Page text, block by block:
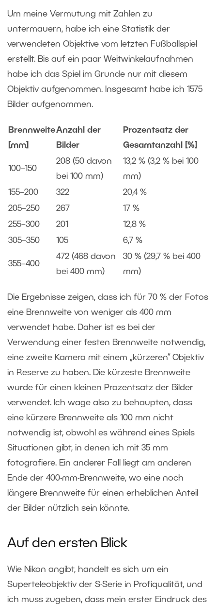
Um meine Vermutung mit Zahlen zu
untermauern, habe ich eine Statistik der
verwendeten Objektive vom letzten Fußballspiel
erstellt. Bis auf ein paar Weitwinkelaufnahmen
habe ich das Spiel im Grunde nur mit diesem
Objektiv aufgenommen. Insgesamt habe ich 1575
Bilder aufgenommen.
Brennweite
[mm]
Anzahl der
Bilder
Prozentsatz der
Gesamtanzahl [%]
100–150
208 (50 davon
bei 100 mm)
13,2 % (3,2 % bei 100
mm)
155–200 322 20,4 %
205–250 267 17 %
255–300 201 12,8 %
305–350 105 6,7 %
355–400
472 (468 davon
bei 400 mm)
30 % (29,7 % bei 400
mm)
Die Ergebnisse zeigen, dass ich für 70 % der Fotos
eine Brennweite von weniger als 400 mm
verwendet habe. Daher ist es bei der
Verwendung einer festen Brennweite notwendig,
eine zweite Kamera mit einem „kürzeren“ Objektiv
in Reserve zu haben. Die kürzeste Brennweite
wurde für einen kleinen Prozentsatz der Bilder
verwendet. Ich wage also zu behaupten, dass
eine kürzere Brennweite als 100 mm nicht
notwendig ist, obwohl es während eines Spiels
Situationen gibt, in denen ich mit 35 mm
fotografiere. Ein anderer Fall liegt am anderen
Ende der 400-mm-Brennweite, wo eine noch
längere Brennweite für einen erheblichen Anteil
der Bilder nützlich sein könnte.
Auf den ersten Blick
Wie Nikon angibt, handelt es sich um ein
Superteleobjektiv der S-Serie in Profiqualität, und
ich muss zugeben, dass mein erster Eindruck des